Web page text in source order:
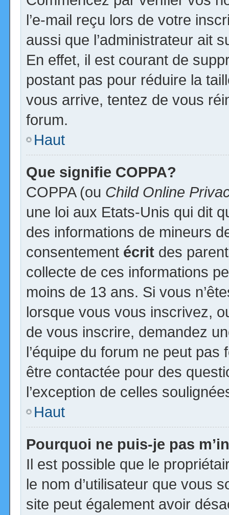
l’e-mail reçu lors de votre
aussi que l’administrateur ait
En effet, il est courant de
postant pas pour réduire la
vous arrive, tentez de vous
forum.
Haut
Que signifie COPPA?
COPPA (ou Child Online
une loi aux Etats-Unis qui dit
des informations de mineurs
consentement écrit des
collecte de ces informations
moins de 13 ans. Si vous
lorsque vous vous inscrivez,
de vous inscrire, demandez
l’équipe du forum ne peut
être contactée pour des
l’exception de celles
Haut
Pourquoi ne puis-je pas
Il est possible que le
le nom d’utilisateur que vous
site peut également avoir